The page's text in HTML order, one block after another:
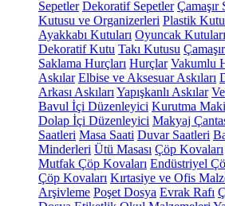
Sepetler Dekoratif Sepetler Çamaşır
Kutusu ve Organizerleri Plastik
Ayakkabı Kutuları Oyuncak Kutuları
Dekoratif Kutu Takı Kutusu
Saklama Hurçları Hurçlar Vakumlu
Askılar Elbise ve Aksesuar Askıları
Arkası Askıları Yapışkanlı Askılar
Bavul İçi Düzenleyici Kurutma
Dolap İçi Düzenleyici Makyaj
Saatleri Masa Saati Duvar Saatleri
Minderleri Ütü Masası Çöp Kovaları
Mutfak Çöp Kovaları Endüstriyel
Çöp Kovaları Kırtasiye ve Ofis
Arşivleme Poşet Dosya Evrak Rafı